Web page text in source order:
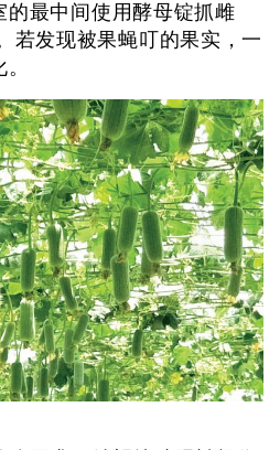
的最中间使用酵母锭抓雌
若发现被果蝇叮的果实，一